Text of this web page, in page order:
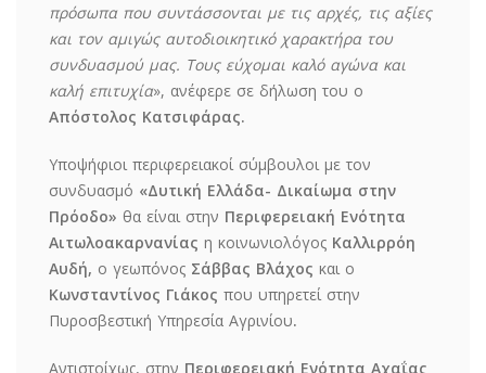
πρόσωπα που συντάσσονται με τις αρχές, τις αξίες
και τον αμιγώς αυτοδιοικητικό χαρακτήρα του
συνδυασμού μας. Τους εύχομαι καλό αγώνα και
καλή επιτυχία», ανέφερε σε δήλωση του ο
Απόστολος Κατσιφάρας.
Υποψήφιοι περιφερειακοί σύμβουλοι με τον
συνδυασμό «Δυτική Ελλάδα- Δικαίωμα στην
Πρόοδο» θα είναι στην Περιφερειακή Ενότητα
Αιτωλοακαρνανίας η κοινωνιολόγος Καλλιρρόη
Αυδή, ο γεωπόνος Σάββας Βλάχος και ο
Κωνσταντίνος Γιάκος που υπηρετεί στην
Πυροσβεστική Υπηρεσία Αγρινίου.
Αντιστοίχως, στην Περιφερειακή Ενότητα Αχαΐας